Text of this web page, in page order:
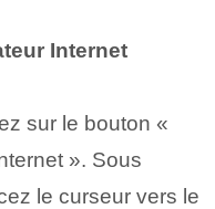
Internet
sur le bouton «
». Sous
le curseur vers le